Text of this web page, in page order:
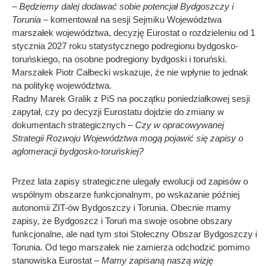
– Będziemy dalej dodawać sobie potencjał Bydgoszczy i
Torunia – komentował na sesji Sejmiku Województwa
marszałek województwa, decyzję Eurostat o rozdzieleniu od 1
stycznia 2027 roku statystycznego podregionu bydgosko-
toruńskiego, na osobne podregiony bydgoski i toruński.
Marszałek Piotr Całbecki wskazuje, że nie wpłynie to jednak
na politykę województwa.
Radny Marek Gralik z PiS na początku poniedziałkowej sesji
zapytał, czy po decyzji Eurostatu dojdzie do zmiany w
dokumentach strategicznych –Czy w opracowywanej
Strategii Rozwoju Województwa mogą pojawić się zapisy o
aglomeracji bydgosko-toruńskiej?
Przez lata zapisy strategiczne ulegały ewolucji od zapisów o
wspólnym obszarze funkcjonalnym, po wskazanie później
autonomii ZIT-ów Bydgoszczy i Torunia. Obecnie mamy
zapisy, że Bydgoszcz i Toruń ma swoje osobne obszary
funkcjonalne, ale nad tym stoi Stołeczny Obszar Bydgoszczy i
Torunia. Od tego marszałek nie zamierza odchodzić pomimo
stanowiska Eurostat – Mamy zapisaną naszą wizję